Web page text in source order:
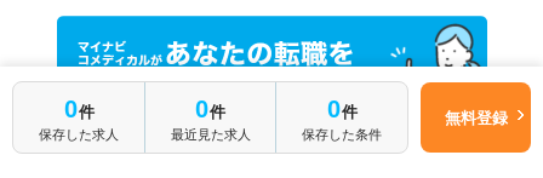
0件
保存した求人
0件
最近見た求人
0件
保存した条件
無料登録